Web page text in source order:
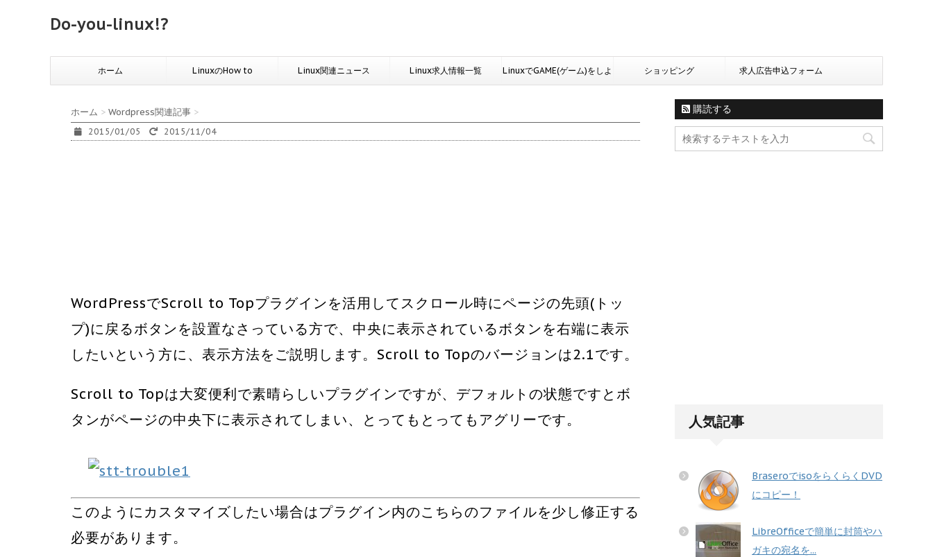
Do-you-linux!?
ホーム LinuxのHow to Linux関連ニュース Linux求人情報一覧 LinuxでGAME(ゲーム)をしよ ショッピング 求人広告申込フォーム
ホーム > Wordpress関連記事 >
2015/01/05 2015/11/04
WordPressでScroll to Topプラグインを活用してスクロール時にページの先頭(トッ
プ)に戻るボタンを設置なさっている方で、中央に表示されているボタンを右端に表示
したいという方に、表示方法をご説明します。Scroll to Topのバージョンは2.1です。
Scroll to Topは大変便利で素晴らしいプラグインですが、デフォルトの状態ですとボ
タンがページの中央下に表示されてしまい、とってもとってもアグリーです。
このようにカスタマイズしたい場合はプラグイン内のこちらのファイルを少し修正する
必要があります。
購読する
人気記事
BraseroでisoをらくらくDVD
にコピー！
LibreOfficeで簡単に封筒やハ
ガキの宛名を...